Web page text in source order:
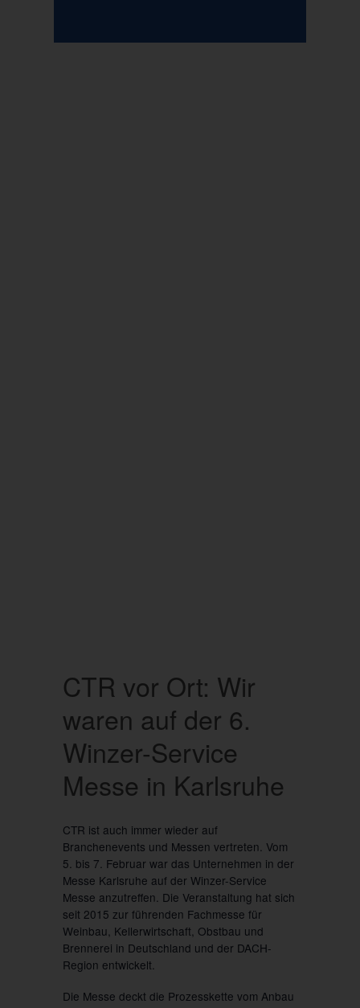
CTR vor Ort: Wir
waren auf der 6.
Winzer-Service
Messe in Karlsruhe
CTR ist auch immer wieder auf
Branchenevents und Messen vertreten. Vom
5. bis 7. Februar war das Unternehmen in der
Messe Karlsruhe auf der Winzer-Service
Messe anzutreffen. Die Veranstaltung hat sich
seit 2015 zur führenden Fachmesse für
Weinbau, Kellerwirtschaft, Obstbau und
Brennerei in Deutschland und der DACH-
Region entwickelt.
Die Messe deckt die Prozesskette vom Anbau